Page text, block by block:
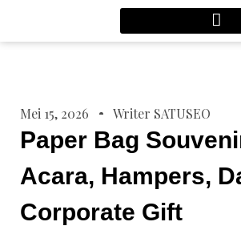
Mei 15, 2026 Writer SATUSEO
Paper Bag
Acara, Hampers,
Corporate Gift